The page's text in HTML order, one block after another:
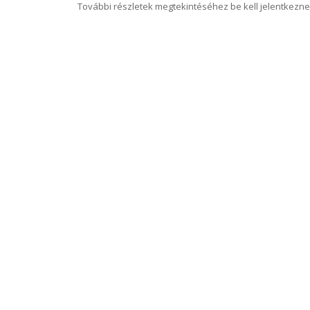
További részletek megtekintéséhez be kell